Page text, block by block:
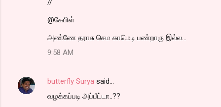
@கேபிள்
அண்ணே தராசு செம காமெடி பண்றாரு இல்ல...
9:58 AM
butterfly Surya said…
வழக்கப்படி அப்பீட்டா..??